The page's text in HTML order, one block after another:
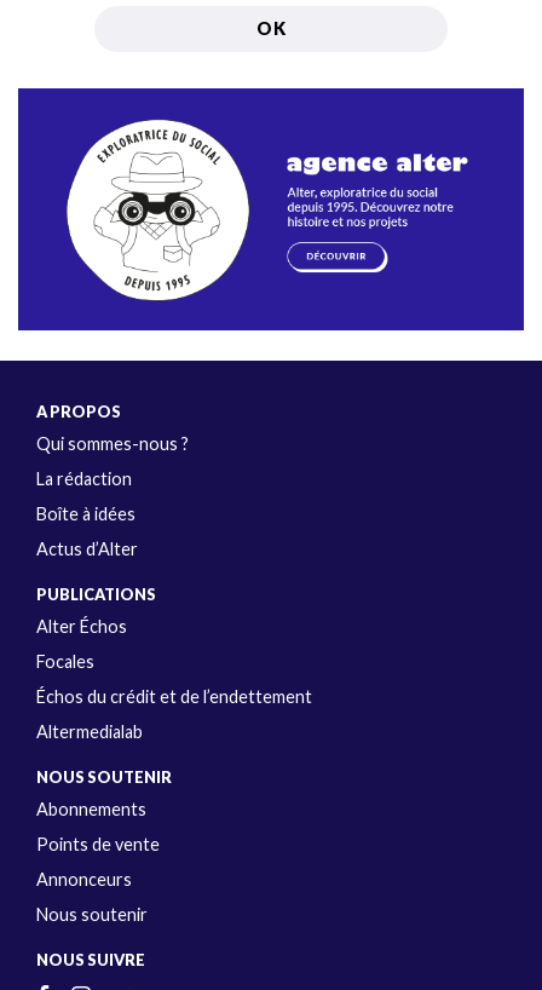
A PROPOS
Qui sommes-nous ?
La rédaction
Boîte à idées
Actus d’Alter
PUBLICATIONS
Alter Échos
Focales
Échos du crédit et de l’endettement
Altermedialab
NOUS SOUTENIR
Abonnements
Points de vente
Annonceurs
Nous soutenir
NOUS SUIVRE